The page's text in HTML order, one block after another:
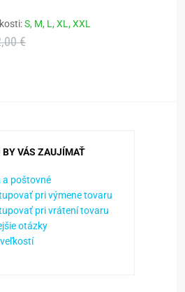
S, M, L,XL,XXL
€
BY VÁS ZAUJÍMAŤ
a poštovné
pri výmene tovaru
pri vrátení tovaru
otázky